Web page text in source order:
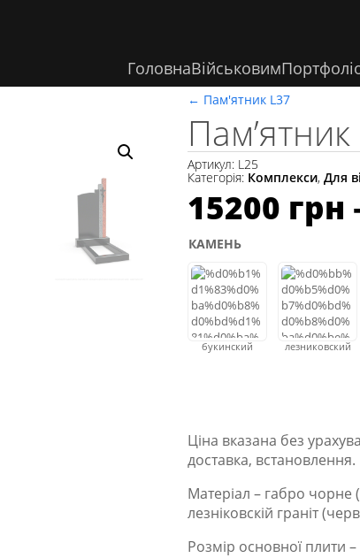
ГоловнаВійськовим
← Пам'ятник L37
Артикул: L25
Категорія: Комплекси,Для
15200 грн
КАМЕНЬ
Ціна вказана без
доставка, встановлення.
Матеріал – габро чорне
лезніковскій граніт
Розмір основної плити